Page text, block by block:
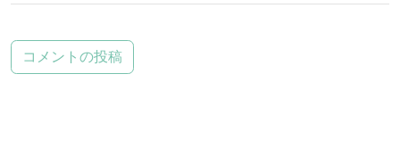
コメントの投稿